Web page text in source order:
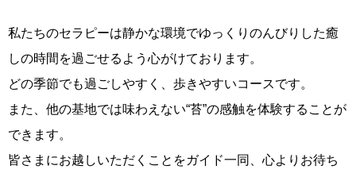
私たちのセラピーは静かな環境でゆっくりのんびりした癒
しの時間を過ごせるよう心がけております。
どの季節でも過ごしやすく、歩きやすいコースです。
また、他の基地では味わえない“苔”の感触を体験することが
できます。
皆さまにお越しいただくことをガイド一同、心よりお待ち